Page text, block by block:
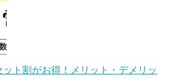
ト割がお得！メリット・デメリッ